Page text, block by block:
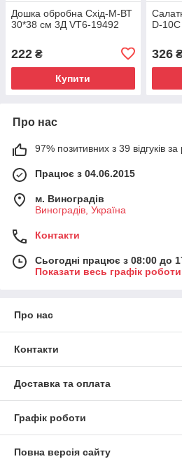
Дошка обробна Схід-М-ВТ
30*38 см 3Д VT6-19492
222 ₴
Купити
D-
326
Про нас
97% позитивних з 39 відгуків за
Працює з 04.06.2015
м. Виноградів
Виноградів, Україна
Контакти
Сьогодні працює з 08:00 до
Показати весь графік роботи
Про нас
Контакти
Доставка та оплата
Графік роботи
Повна версія сайту